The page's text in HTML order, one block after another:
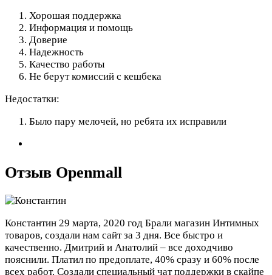
Хорошая поддержка
Информация и помощь
Доверие
Надежность
Качество работы
Не берут комиссий с кешбека
Недостатки:
Было пару мелочей, но ребята их исправили
Отзыв Openmall
Константин 29 марта, 2020 год Брали магазин Интимных
товаров, создали нам сайт за 3 дня. Все быстро и
качественно. Дмитрий и Анатолий – все доходчиво
пояснили. Платил по предоплате, 40% сразу и 60% после
всех работ. Создали специальный чат поддержки в скайпе